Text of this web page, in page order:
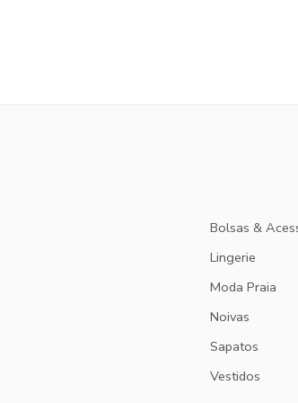
Bolsas &
Lingerie
Moda Praia
Noivas
Sapatos
Vestidos